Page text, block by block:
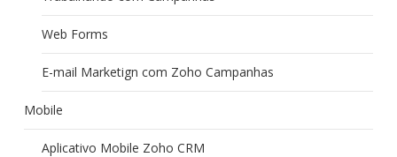
Web Forms
E-mail Marketign com Zoho Campanhas
Mobile
Aplicativo Mobile Zoho CRM